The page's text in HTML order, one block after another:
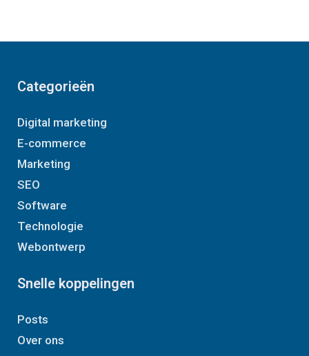
Categorieën
Digital marketing
E-commerce
Marketing
SEO
Software
Technologie
Webontwerp
Snelle koppelingen
Posts
Over ons